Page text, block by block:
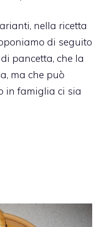
nella ricetta
di seguito
pancetta, che la
ma che può
in famiglia ci sia